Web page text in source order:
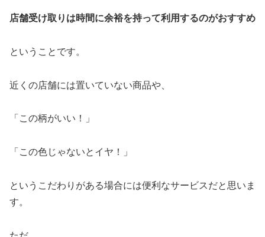
店舗受け取りは時間に余裕を持って利用するのがおすすめ
ということです。
近くの店舗には置いていない商品や、
「この柄がいい！」
「この色じゃないとイヤ！」
というこだわりがある場合には便利なサービスだと思いま
す。